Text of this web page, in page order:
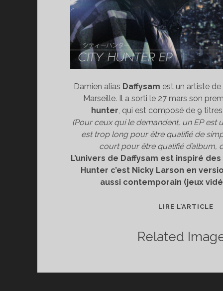
Damien alias Daffysam est un artiste
Marseille. Il a sorti le 27 mars son
hunter , qui est composé de 9
(Pour ceux qui le demandent, un EP est
est trop long pour être qualifié de
court pour être qualifié d’album,
L’univers de Daffysam est inspiré
Hunter c’est Nicky Larson en
aussi contemporain (jeux
LIRE L’ARTICLE
:
Related